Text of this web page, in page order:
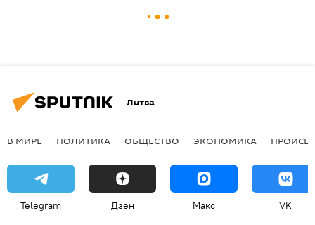
Литва
В МИРЕ ПОЛИТИКА ОБЩЕСТВО ЭКОНОМИКА
Telegram Дзен Макс VK